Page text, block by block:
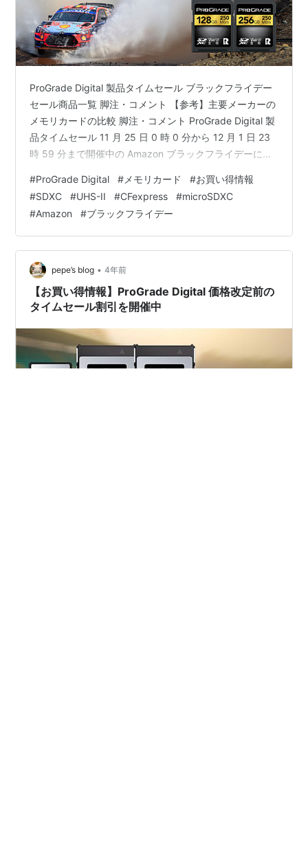
ProGrade Digital 製品タイムセール ブラックフライデー
セール商品一覧 脚注・コメント 【参考】主要メーカーの
メモリカードの比較 脚注・コメント ProGrade Digital 製
品タイムセール 11 月 25 日 0 時 0 分から 12 月 1 日 23
時 59 分まで開催中の Amazon ブラックフライデーに
COBALT 165GB / 325GB / 650GB、CFexpress Type A
COBALT 160GB、SDXC UHS-II V90 COBALT 128GB /…
#ProGrade Digital # メモリカード #お買い得情報
#SDXC #UHS-II #CFexpress #microSDXC
#Amazon #ブラックフライデー
pepe’s blog • 4年前
【お買い得情報】ProGrade Digital 価格改定前の
タイムセール割引を開催中